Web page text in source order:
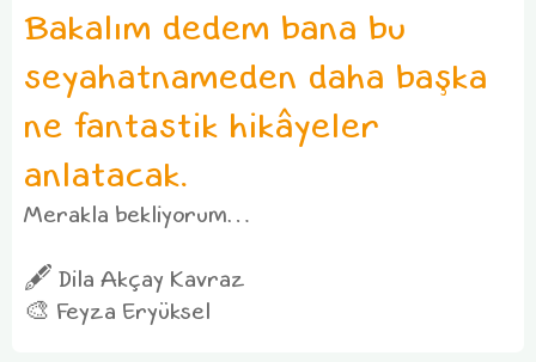
Bakalım dedem bana bu
seyahatnameden daha başka
ne fantastik hikâyeler
anlatacak.
Merakla bekliyorum…
🖋 Dila Akçay Kavraz
🎨 Feyza Eryüksel